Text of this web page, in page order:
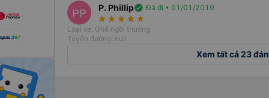
PP P. Phillipverified Đã đi • 01/01/2019
star_rate star_rate star_rate star_rate star_rate
Loại xe: Ghế ngồi thường
Tuyến đường: null
Xem tất cả 23